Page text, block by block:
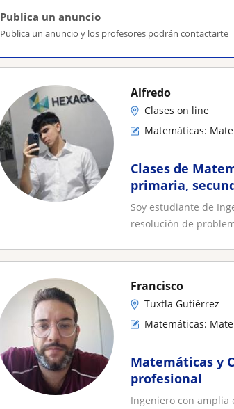
Publica un anuncio
Publica un anuncio y los profesores podrán contactarte
Alfredo
Clases on line
Matemáticas:
Clases de
primaria,
Soy estudiante de
resolución de
Francisco
Tuxtla Gutiérrez
Matemáticas:
Matemáticas y
profesional
Ingeniero con amplia